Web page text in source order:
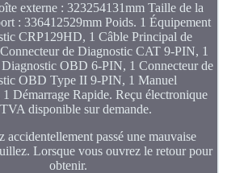
externe : 323254131mm Taille de la
: 336412529mm Poids. 1 Équipement
CRP129HD, 1 Câble Principal de
de Diagnostic CAT 9-PIN, 1
Diagnostic OBD 6-PIN, 1 Connecteur de
OBD Type II 9-PIN, 1 Manuel
Démarrage Rapide. Reçu électronique
disponible sur demande.
accidentellement passé une mauvaise
Lorsque vous ouvrez le retour pour
obtenir.